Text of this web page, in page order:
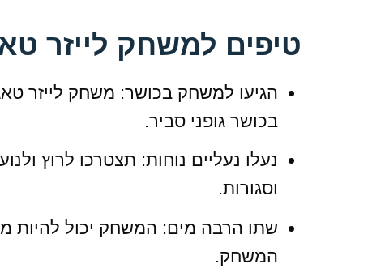
טיפים למשחק לייזר
הגיעו למשחק בכושר: משחק לייזר
בכושר גופני סביר.
נעלו נעליים נוחות: תצטרכו לרוץ
וסגורות.
שתו הרבה מים: המשחק יכול להיות
המשחק.